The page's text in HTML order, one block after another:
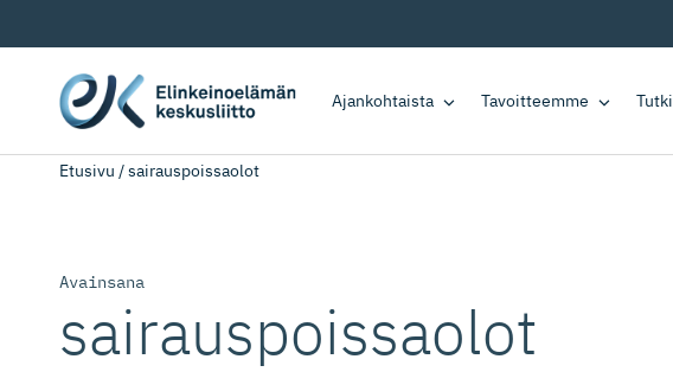
Ajankohtaista Tavoitteemme
Etusivu /sairauspoissaolot
Avainsana
sairauspoissaolot